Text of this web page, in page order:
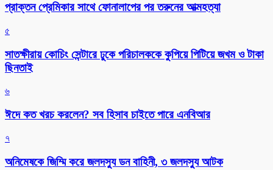
প্রাক্তন প্রেমিকার সাথে ফোনালাপের পর তরুনের আত্মহত্যা
৫
সাতক্ষীরায় কোচিং সেন্টারে ঢুকে পরিচালককে কুপিয়ে পিটিয়ে জখম ও টাকা
ছিনতাই
৬
ঈদে কত খরচ করলেন? সব হিসাব চাইতে পারে এনবিআর
৭
অনিমেষকে জিম্মি করে জলদস্যু ডন বাহিনী, ৩ জলদস্যু আটক